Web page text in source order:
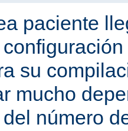
paciente
su
mucho
número